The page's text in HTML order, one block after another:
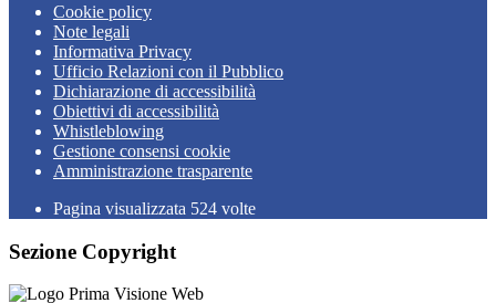
Cookie policy
Note legali
Informativa Privacy
Ufficio Relazioni con il Pubblico
Dichiarazione di accessibilità
Obiettivi di accessibilità
Whistleblowing
Gestione consensi cookie
Amministrazione trasparente
Pagina visualizzata 524 volte
Sezione Copyright